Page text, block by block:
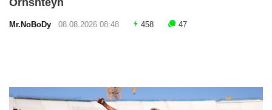
Mr.NoBoDy 08.08.2026 08:48 458 47